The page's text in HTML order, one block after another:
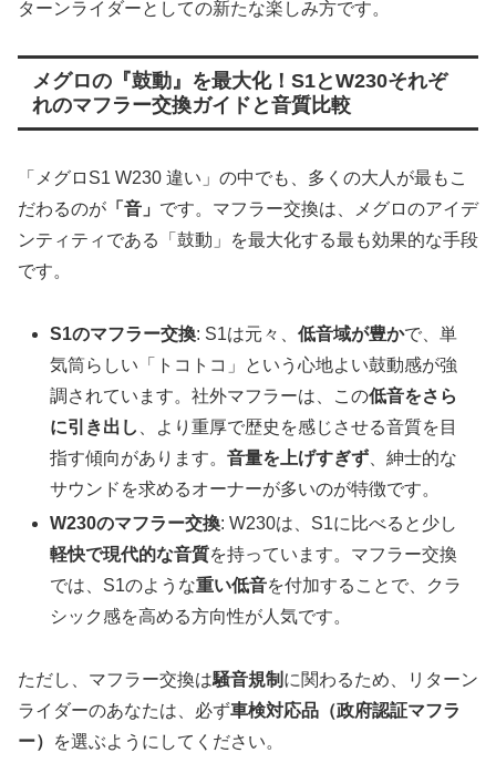
ターンライダーとしての新たな楽しみ方です。
メグロの『鼓動』を最大化！S1とW230それぞ
れのマフラー交換ガイドと音質比較
「メグロS1 W230 違い」の中でも、多くの大人が最もこ
だわるのが 「音」 です。マフラー交換は、メグロのアイデ
ンティティである「鼓動」を最大化する最も効果的な手段
です。
S1のマフラー交換: S1は元々、低音域が豊かで、単
気筒らしい「トコトコ」という心地よい鼓動感が強
調されています。社外マフラーは、この低音をさら
に引き出し
、より重厚で歴史を感じさせる音質を目
指す傾向があります。音量を上げすぎず 、紳士的な
サウンドを求めるオーナーが多いのが特徴です。
W230のマフラー交換: W230は、S1に比べると少し
軽快で現代的な音質を持っています。マフラー交換
では、S1のような重い低音を付加することで、クラ
シック感を高める方向性が人気です。
ただし、マフラー交換は騒音規制 に関わるため、リターン
ライダーのあなたは、必ず車検対応品（政府認証マフラ
ー）
を選ぶようにしてください。